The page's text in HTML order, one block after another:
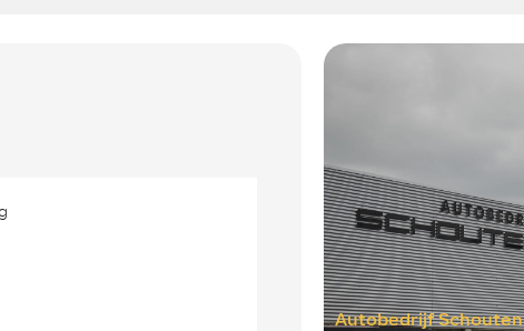
Autobedrijf Schouten